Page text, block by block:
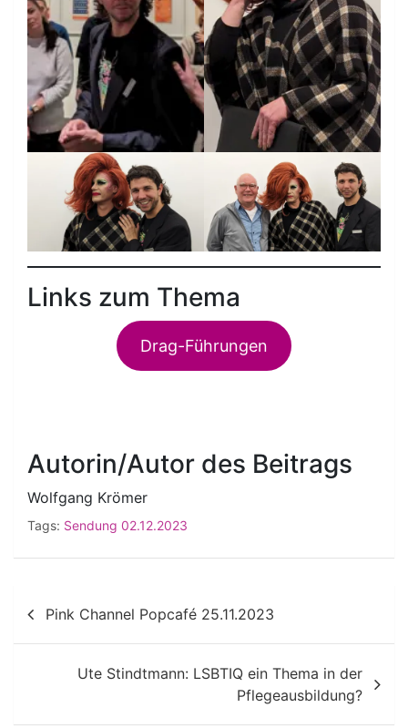
Links zum Thema
Drag-Führungen
Autorin/Autor des Beitrags
Wolfgang Krömer
Tags: Sendung 02.12.2023
Beitragsnavigation
Pink Channel Popcafé 25.11.2023
Ute Stindtmann: LSBTIQ ein Thema in der
Pflegeausbildung?